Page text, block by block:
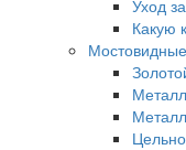
Уход
Какую